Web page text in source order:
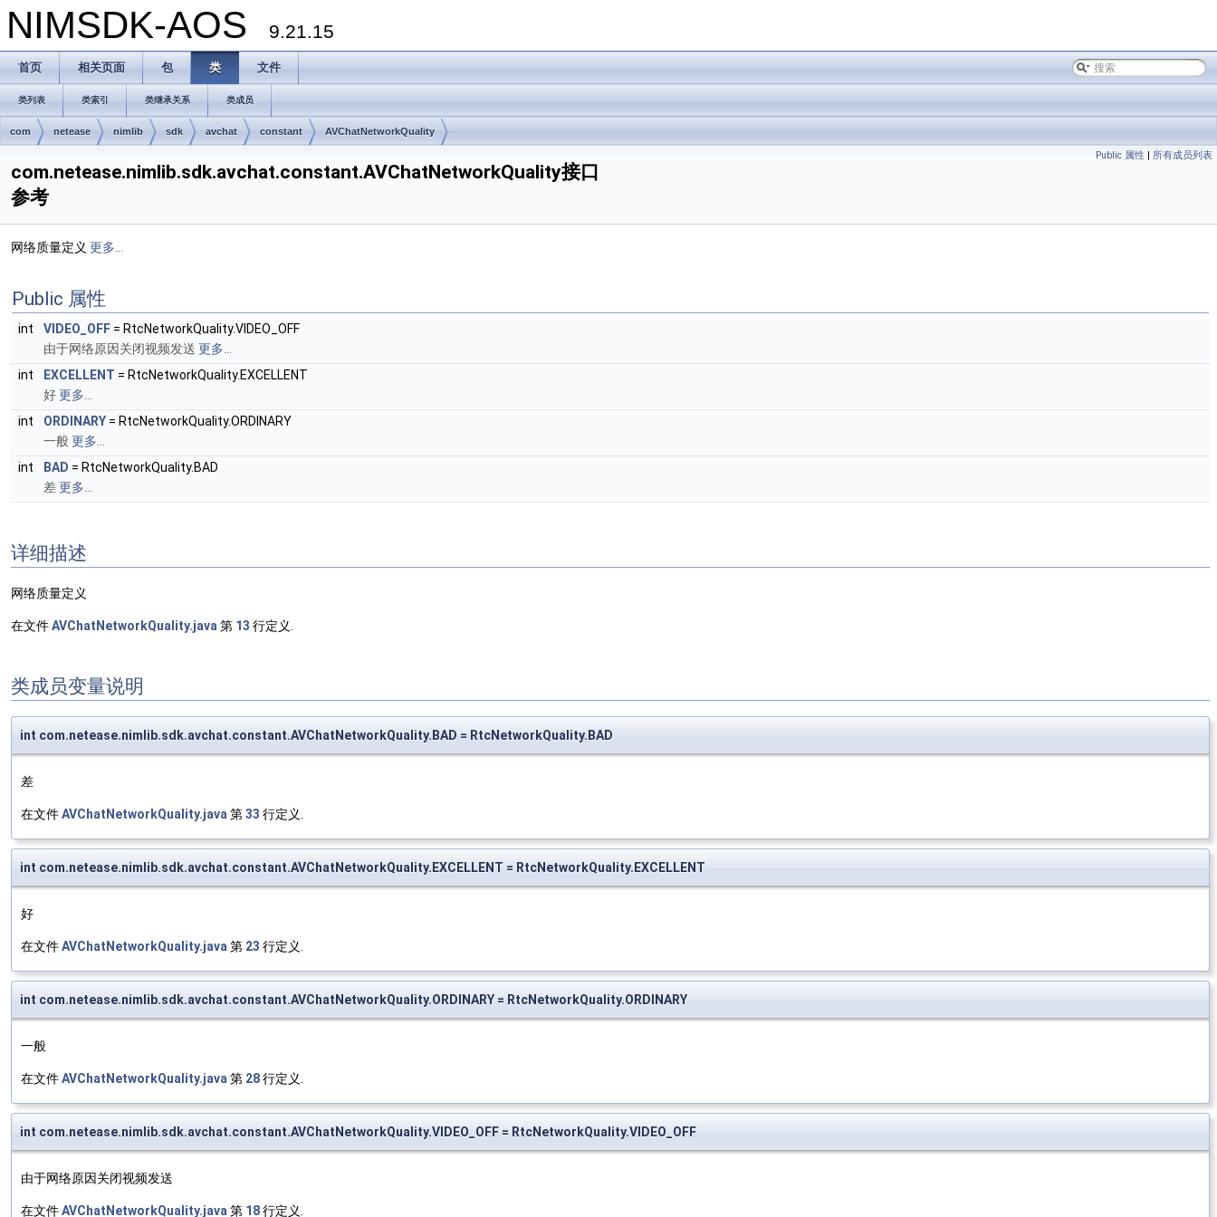
NIMSDK-AOS 9.21.15
首页 相关页面 包 类 文件
类列表 类索引 类继承关系 类成员
com netease nimlib sdk avchat constant AVChatNetworkQuality
Public 属性 | 所有成员列表
com.netease.nimlib.sdk.avchat.constant.AVChatNetworkQuality接口
参考
网络质量定义 更多...
Public 属性
int VIDEO_OFF = RtcNetworkQuality.VIDEO_OFF
由于网络原因关闭视频发送 更多...
int
EXCELLENT = RtcNetworkQuality.EXCELLENT
好更多...
int
ORDINARY = RtcNetworkQuality.ORDINARY
一般更多...
int
BAD = RtcNetworkQuality.BAD
差更多...
详细描述
网络质量定义
在文件AVChatNetworkQuality.java 第 13 行定义.
类成员变量说明
int com.netease.nimlib.sdk.avchat.constant.AVChatNetworkQuality.BAD = RtcNetworkQuality.BAD
差
在文件AVChatNetworkQuality.java第33 行定义.
int com.netease.nimlib.sdk.avchat.constant.AVChatNetworkQuality.EXCELLENT = RtcNetworkQuality.EXCELLENT
好
在文件AVChatNetworkQuality.java第 23 行定义.
int com.netease.nimlib.sdk.avchat.constant.AVChatNetworkQuality.ORDINARY = RtcNetworkQuality.ORDINARY
一般
在文件AVChatNetworkQuality.java第 28行定义.
int com.netease.nimlib.sdk.avchat.constant.AVChatNetworkQuality.VIDEO_OFF = RtcNetworkQuality.VIDEO_OFF
由于网络原因关闭视频发送
在文件AVChatNetworkQuality.java第 18行定义.